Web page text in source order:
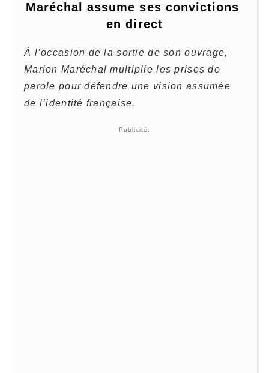
Maréchal assume ses convictions
en direct
À l’occasion de la sortie de son ouvrage,
Marion Maréchal multiplie les prises de
parole pour défendre une vision assumée
de l’identité française.
Publicité: